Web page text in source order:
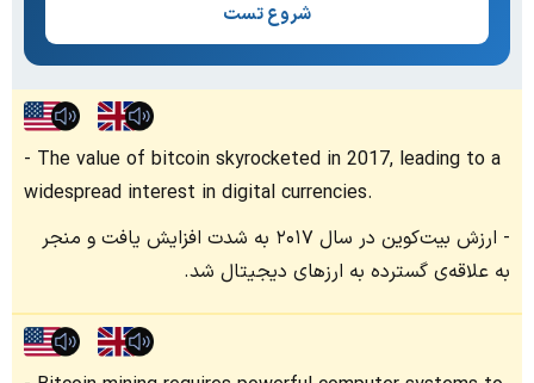
شروع تست
The value of bitcoin skyrocketed in 2017, leading to a
widespread interest in digital currencies.
ارزش بیت‌کوین در سال ۲۰۱۷ به شدت افزایش یافت و منجر
به علاقه‌ی گسترده به ارزهای دیجیتال شد.